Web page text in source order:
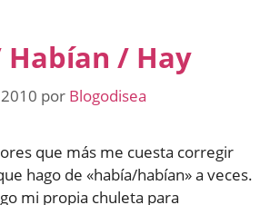
Habían / Hay
por Blogodisea
que más me cuesta corregir
hago de «había/habían» a veces.
mi propia chuleta para